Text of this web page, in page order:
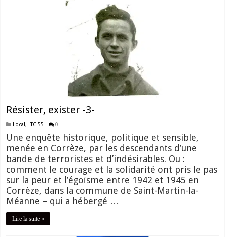
Résister, exister -3-
Local, LTC 55 0
Une enquête historique, politique et sensible,
menée en Corrèze, par les descendants d’une
bande de terroristes et d’indésirables. Ou :
comment le courage et la solidarité ont pris le pas
sur la peur et l’égoïsme entre 1942 et 1945 en
Corrèze, dans la commune de Saint-Martin-la-
Méanne – qui a hébergé …
Lire la suite »